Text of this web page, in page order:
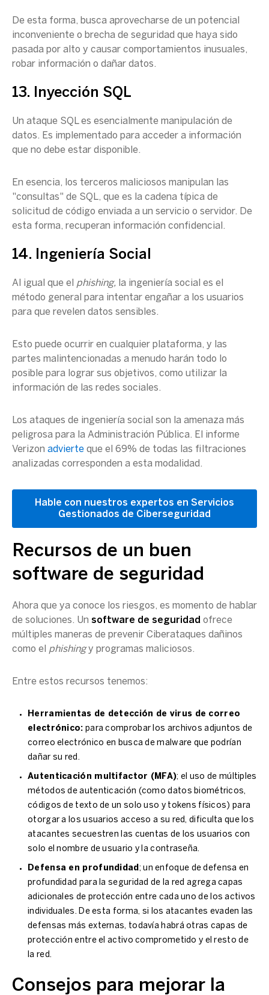
De esta forma, busca aprovecharse de un potencial
inconveniente o brecha de seguridad que haya sido
pasada por alto y causar comportamientos inusuales,
robar información o dañar datos.
13. Inyección SQL
Un ataque SQL es esencialmente manipulación de
datos. Es implementado para acceder a información
que no debe estar disponible.
En esencia, los terceros maliciosos manipulan las
"consultas" de SQL, que es la cadena típica de
solicitud de código enviada a un servicio o servidor. De
esta forma, recuperan información confidencial.
14. Ingeniería Social
Al igual que el phishing, la ingeniería social es el
método general para intentar engañar a los usuarios
para que revelen datos sensibles.
Esto puede ocurrir en cualquier plataforma, y ​​las
partes malintencionadas a menudo harán todo lo
posible para lograr sus objetivos, como utilizar la
información de las redes sociales.
Los ataques de ingeniería social son la amenaza más
peligrosa para la Administración Pública. El informe
Verizon advierte que el 69% de todas las filtraciones
analizadas corresponden a esta modalidad.
Hable con nuestros expertos en Servicios
Gestionados de Ciberseguridad
Recursos de un buen
software de seguridad
Ahora que ya conoce los riesgos, es momento de hablar
de soluciones. Un software de seguridad ofrece
múltiples maneras de prevenir Ciberataques dañinos
como el phishingy programas maliciosos.
Entre estos recursos tenemos:
Herramientas de detección de virus de correo
electrónico: para comprobar los archivos adjuntos de
correo electrónico en busca de malware que podrían
dañar su red.
Autenticación multifactor (MFA); el uso de múltiples
métodos de autenticación (como datos biométricos,
códigos de texto de un solo uso y tokens físicos) para
otorgar a los usuarios acceso a su red, dificulta que los
atacantes secuestren las cuentas de los usuarios con
solo el nombre de usuario y la contraseña.
Defensa en profundidad; un enfoque de defensa en
profundidad para la seguridad de la red agrega capas
adicionales de protección entre cada uno de los activos
individuales. De esta forma, si los atacantes evaden las
defensas más externas, todavía habrá otras capas de
protección entre el activo comprometido y el resto de
la red.
Consejos para mejorar la